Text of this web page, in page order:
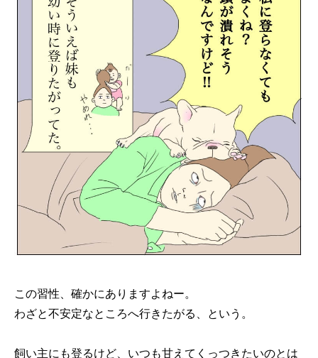
この習性、確かにありますよねー。
わざと不安定なところへ行きたがる、という。
飼い主にも登るけど、いつも甘えてくっつきたいのとは